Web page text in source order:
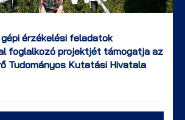
érzékelési feladatok
foglalkozó projektjét támogatja az
Tudományos Kutatási Hivatala